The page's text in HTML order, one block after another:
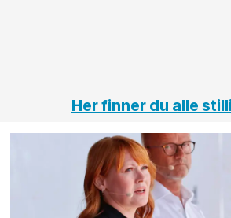
Her finner du alle